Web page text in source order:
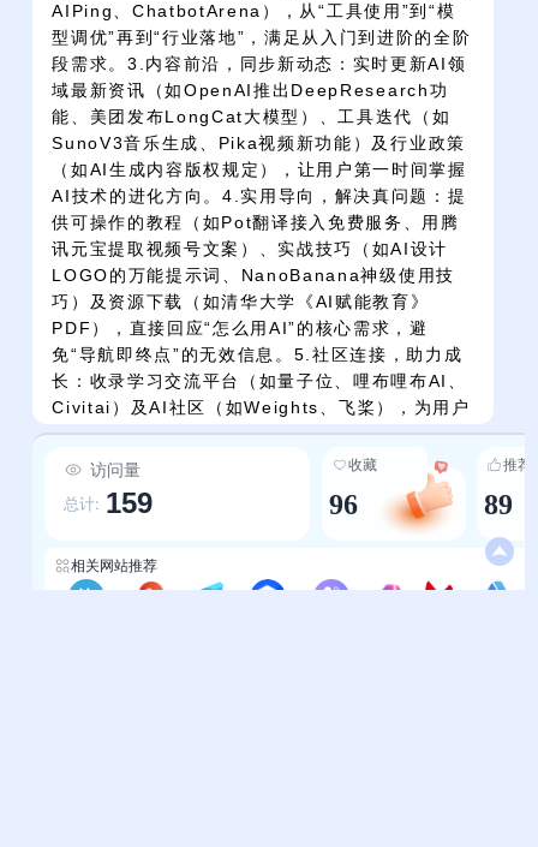
AIPing、ChatbotArena），从“工具使用”到“模
型调优”再到“行业落地”，满足从入门到进阶的全阶
段需求。3.内容前沿，同步新动态：实时更新AI领
域最新资讯（如OpenAI推出DeepResearch功
能、美团发布LongCat大模型）、工具迭代（如
SunoV3音乐生成、Pika视频新功能）及行业政策
（如AI生成内容版权规定），让用户第一时间掌握
AI技术的进化方向。4.实用导向，解决真问题：提
供可操作的教程（如Pot翻译接入免费服务、用腾
讯元宝提取视频号文案）、实战技巧（如AI设计
LOGO的万能提示词、NanoBanana神级使用技
巧）及资源下载（如清华大学《AI赋能教育》
PDF），直接回应“怎么用AI”的核心需求，避
免“导航即终点”的无效信息。5.社区连接，助力成
长：收录学习交流平台（如量子位、哩布哩布AI、
Civitai）及AI社区（如Weights、飞桨），为用户
搭建知识学习、经验分享与创意碰撞的空间，无论
是初学者找基础教程，还是开发者交流模型调优，
访问量
总计: 159
收藏
96
推荐
89
相关网站推荐